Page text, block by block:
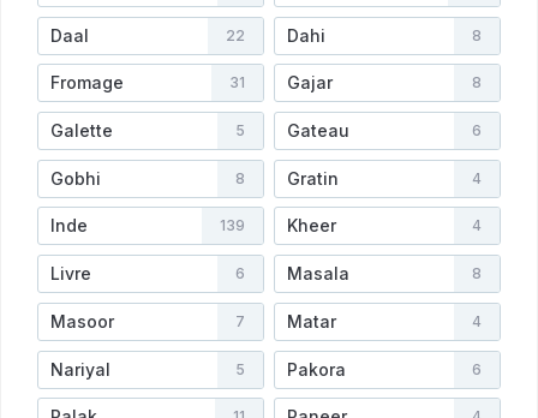
Daal 22 Dahi 8
Fromage 31 Gajar 8
Galette 5 Gateau 6
Gobhi 8 Gratin 4
Inde 139 Kheer 4
Livre 6 Masala 8
Masoor 7 Matar 4
Nariyal 5 Pakora 6